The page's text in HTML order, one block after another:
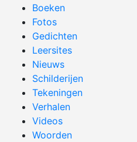
Boeken
Fotos
Gedichten
Leersites
Nieuws
Schilderijen
Tekeningen
Verhalen
Videos
Woorden